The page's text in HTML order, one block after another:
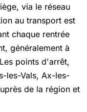
via le réseau
au transport est
chaque rentrée
généralement à
points d'arrêt,
les-Vals, Ax-les-
de la région et